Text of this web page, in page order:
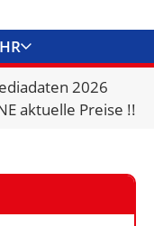
2026
aktuelle Preise !!